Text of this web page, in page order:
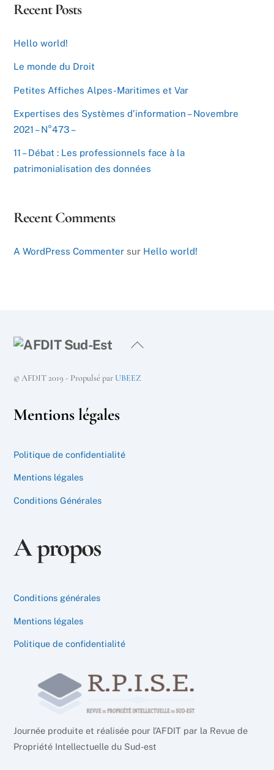
Recent Posts
Hello world!
Le monde du Droit
Petites Affiches Alpes-Maritimes et Var
Expertises des Systèmes d’information – Novembre
2021 – N°473 –
11 – Débat : Les professionnels face à la
patrimonialisation des données
Recent Comments
A WordPress Commenter sur Hello world!
Back
Top
© AFDIT 2019 - Propulsé parUBEEZ
Mentions légales
Politique de confidentialité
Mentions légales
Conditions Générales
A propos
Conditions générales
Mentions légales
Politique de confidentialité
Journée produite et réalisée pour l’AFDIT par la Revue de
Propriété Intellectuelle du Sud-est